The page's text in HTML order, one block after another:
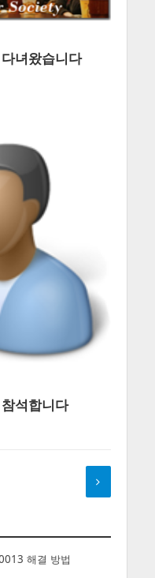
녀왔습니다
석합니다
해결 방법